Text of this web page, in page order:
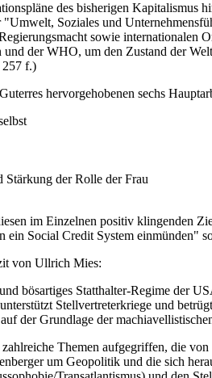
des bisherigen
Soziales und
sowie internationalen
der WHO, um den Zustand der
257 f.)
hervorgehobenen sechs
Stärkung der Rolle der Frau
im Einzelnen positiv klingenden
ein Social Credit System einmünden"
von Ullrich Mies:
bösartiges Statthalter-Regime der
Stellvertreterkriege und
der Grundlage der
Themen aufgegriffen, die
um Geopolitik und die sich